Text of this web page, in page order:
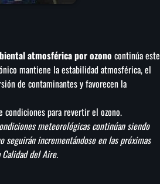
atmosférica por ozono continúa este
mantiene la estabilidad atmosférica, el
de contaminantes y favorecen la
para revertir el ozono.
meteorológicas continúan siendo
seguirán incrementándose en las próximas
del Aire.